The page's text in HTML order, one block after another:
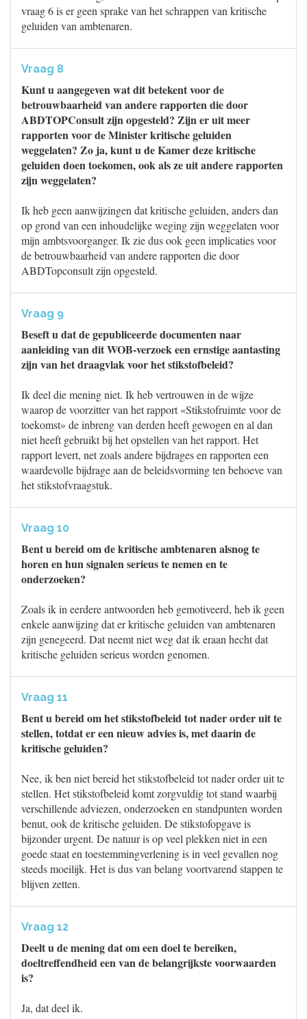
vraag 6 is er geen sprake van het schrappen van kritische
geluiden van ambtenaren.
Vraag 8
Kunt u aangegeven wat dit betekent voor de
betrouwbaarheid van andere rapporten die door
ABDTOPConsult zijn opgesteld? Zijn er uit meer
rapporten voor de Minister kritische geluiden
weggelaten? Zo ja, kunt u de Kamer deze kritische
geluiden doen toekomen, ook als ze uit andere rapporten
zijn weggelaten?
Ik heb geen aanwijzingen dat kritische geluiden, anders dan
op grond van een inhoudelijke weging zijn weggelaten voor
mijn ambtsvoorganger. Ik zie dus ook geen implicaties voor
de betrouwbaarheid van andere rapporten die door
ABDTopconsult zijn opgesteld.
Vraag 9
Beseft u dat de gepubliceerde documenten naar
aanleiding van dit WOB-verzoek een ernstige aantasting
zijn van het draagvlak voor het stikstofbeleid?
Ik deel die mening niet. Ik heb vertrouwen in de wijze
waarop de voorzitter van het rapport «Stikstofruimte voor de
toekomst» de inbreng van derden heeft gewogen en al dan
niet heeft gebruikt bij het opstellen van het rapport. Het
rapport levert, net zoals andere bijdrages en rapporten een
waardevolle bijdrage aan de beleidsvorming ten behoeve van
het stikstofvraagstuk.
Vraag 10
Bent u bereid om de kritische ambtenaren alsnog te
horen en hun signalen serieus te nemen en te
onderzoeken?
Zoals ik in eerdere antwoorden heb gemotiveerd, heb ik geen
enkele aanwijzing dat er kritische geluiden van ambtenaren
zijn genegeerd. Dat neemt niet weg dat ik eraan hecht dat
kritische geluiden serieus worden genomen.
Vraag 11
Bent u bereid om het stikstofbeleid tot nader order uit te
stellen, totdat er een nieuw advies is, met daarin de
kritische geluiden?
Nee, ik ben niet bereid het stikstofbeleid tot nader order uit te
stellen. Het stikstofbeleid komt zorgvuldig tot stand waarbij
verschillende adviezen, onderzoeken en standpunten worden
benut, ook de kritische geluiden. De stikstofopgave is
bijzonder urgent. De natuur is op veel plekken niet in een
goede staat en toestemmingverlening is in veel gevallen nog
steeds moeilijk. Het is dus van belang voortvarend stappen te
blijven zetten.
Vraag 12
Deelt u de mening dat om een doel te bereiken,
doeltreffendheid een van de belangrijkste voorwaarden
is?
Ja, dat deel ik.